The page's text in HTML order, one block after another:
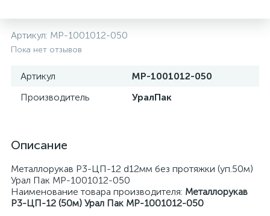
Артикул: МР-1001012-050
Пока нет отзывов
Артикул
МР-1001012-050
Производитель
УралПак
Описание
Металлорукав Р3-ЦП-12 d12мм без протяжки (уп.50м)
Урал Пак МР-1001012-050
Наименование товара производителя: Металлорукав
Р3-ЦП-12 (50м) Урал Пак МР-1001012-050